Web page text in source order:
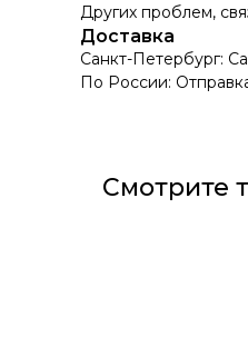
Других проблем,
Доставка
Санкт-Петербург:
По России:
Смотрите